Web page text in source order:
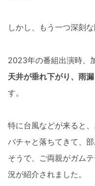
しかし、もう一つ深刻な
2023年の番組出演時、
天井が垂れ下がり、雨
す。
特に台風などが来ると
バチャと落ちてきて、
そうで、ご両親がガム
況が紹介されました。